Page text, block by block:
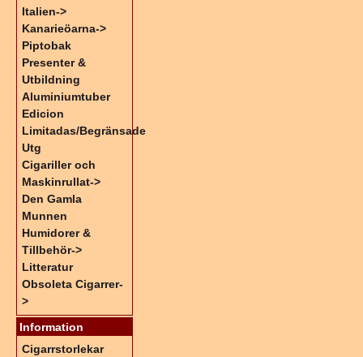
Italien->
Kanarieöarna->
Piptobak
Presenter &
Utbildning
Aluminiumtuber
Edicion
Limitadas/Begränsade
Utg
Cigariller och
Maskinrullat->
Den Gamla
Munnen
Humidorer &
Tillbehör->
Litteratur
Obsoleta Cigarrer-
>
Information
Cigarrstorlekar